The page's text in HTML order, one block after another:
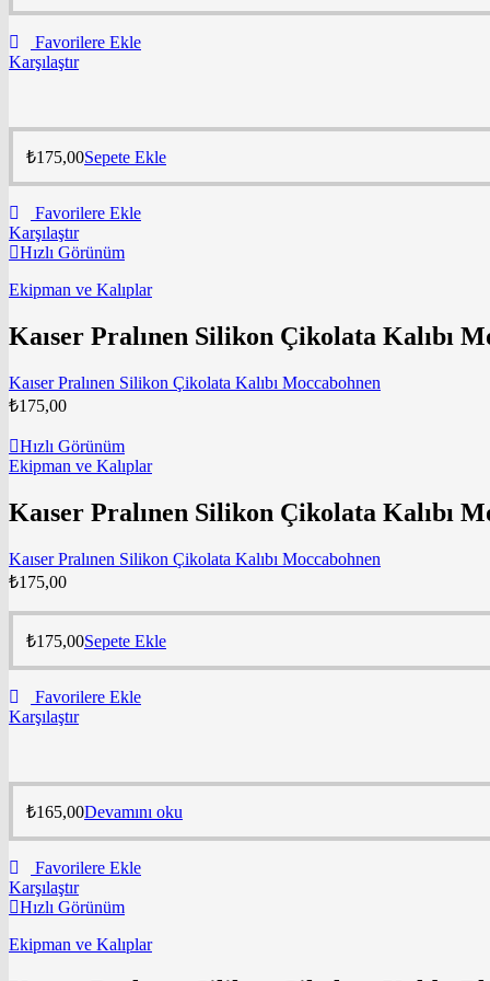
Favorilere Ekle
Karşılaştır
₺175,00Sepete Ekle
Favorilere Ekle
Karşılaştır
Hızlı Görünüm
Ekipman ve Kalıplar
Kaıser Pralınen Silikon Çikolata Kalıbı
Kaıser Pralınen Silikon Çikolata Kalıbı Moccabohnen
₺175,00
Hızlı Görünüm
Ekipman ve Kalıplar
Kaıser Pralınen Silikon Çikolata Kalıbı
Kaıser Pralınen Silikon Çikolata Kalıbı Moccabohnen
₺175,00
₺175,00Sepete Ekle
Favorilere Ekle
Karşılaştır
₺165,00Devamını oku
Favorilere Ekle
Karşılaştır
Hızlı Görünüm
Ekipman ve Kalıplar